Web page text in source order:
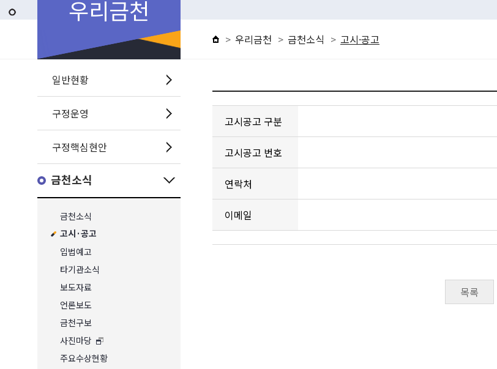
우리금천
일반현황
구정운영
구정핵심현안
금천소식
금천소식
고시·공고
입법예고
타기관소식
보도자료
언론보도
금천구보
사진마당
주요수상현황
우리금천 금천소식 고시·공고
고시공고 구분
고시공고 번호
연락처
이메일
목록